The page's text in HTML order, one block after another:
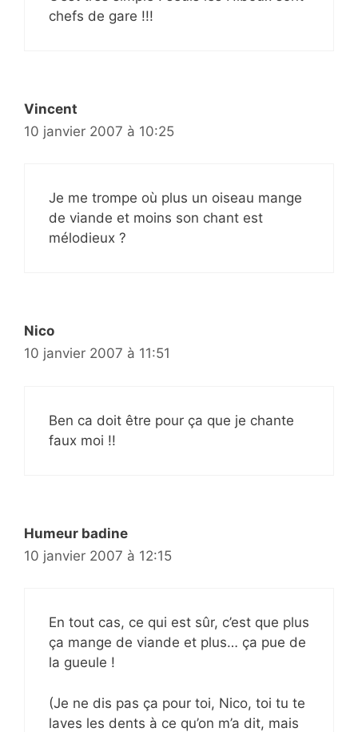
chefs de gare !!!
Vincent
10 janvier 2007 à 10:25
Je me trompe où plus un oiseau mange
de viande et moins son chant est
mélodieux ?
Nico
10 janvier 2007 à 11:51
Ben ca doit être pour ça que je chante
faux moi !!
Humeur badine
10 janvier 2007 à 12:15
En tout cas, ce qui est sûr, c’est que plus
ça mange de viande et plus… ça pue de
la gueule !
(Je ne dis pas ça pour toi, Nico, toi tu te
laves les dents à ce qu’on m’a dit, mais